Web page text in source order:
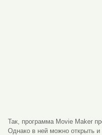
Так, программа Movie Maker
Однако в ней можно открыть